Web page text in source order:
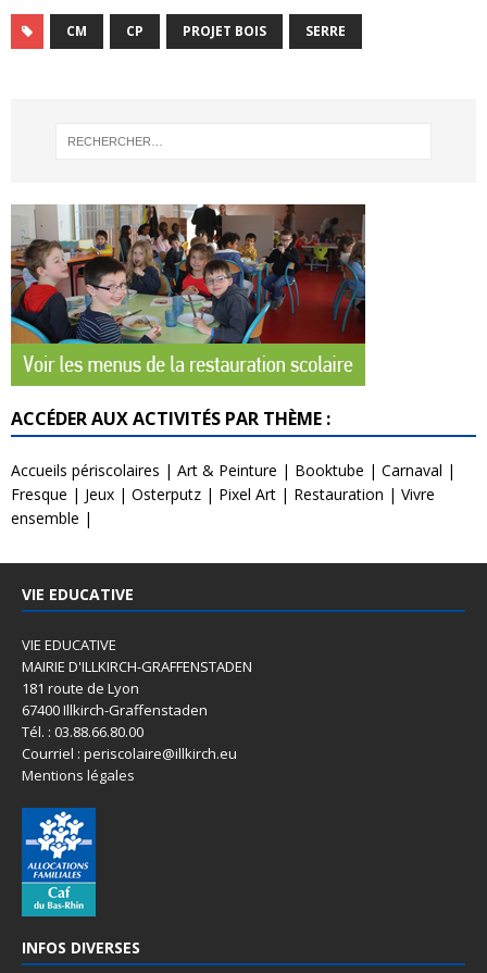
CM CP PROJET BOIS SERRE
ACCÉDER AUX ACTIVITÉS PAR THÈME :
Accueils périscolaires | Art & Peinture | Booktube | Carnaval |
Fresque | Jeux | Osterputz | Pixel Art | Restauration | Vivre
ensemble |
VIE EDUCATIVE
VIE EDUCATIVE
MAIRIE D'ILLKIRCH-GRAFFENSTADEN
181 route de Lyon
67400 Illkirch-Graffenstaden
Tél. : 03.88.66.80.00
Courriel : periscolaire@illkirch.eu
Mentions légales
INFOS DIVERSES